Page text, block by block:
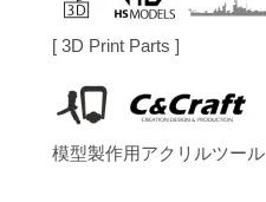
[ 3D Print Parts ]
模型製作用アクリルツール